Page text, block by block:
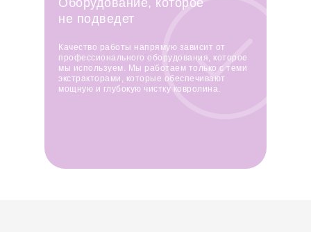
Качество работы напрямую зависит от
профессионального оборудования, которое
мы используем. Мы работаем только с теми
экстракторами, которые обеспечивают
мощную и глубокую чистку ковролина.
Оборудование, которое
не подведет